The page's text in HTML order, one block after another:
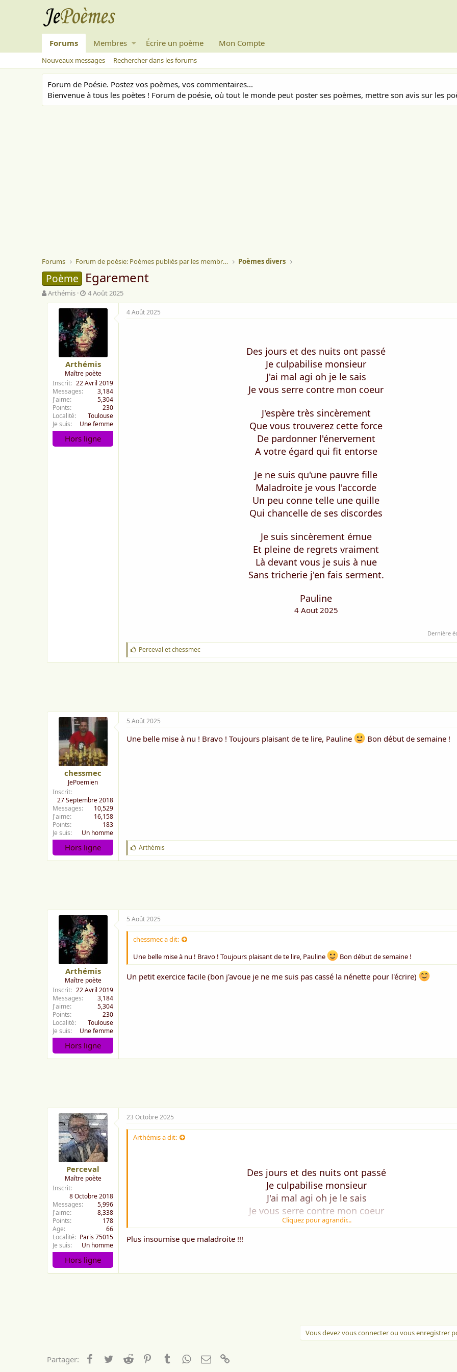
Forums Membres Écrire un poème Mon Compte
Nouveaux messages Rechercher dans les forums
Forum de Poésie. Postez vos poèmes, vos commentaires...
Bienvenue à tous les poètes ! Forum de poésie, où tout le monde peut poster ses poèmes, mettre son avis sur les
Forums Forum de poésie: Poèmes publiés par les membres Poèmes divers
Poème Egarement
A
u
Arthémis
D
a
t
e
d
e
d
é
b
u
t
4 Août 2025
Arthémis
Maître poète
Inscrit
22 Avril 2019
Messages
3,184
J'aime
5,304
Points
230
Localité
Toulouse
Je suis
Une femme
Hors ligne
4 Août 2025
Des jours et des nuits ont passé
Je culpabilise monsieur
J'ai mal agi oh je le sais
Je vous serre contre mon coeur
J'espère très sincèrement
Que vous trouverez cette force
De pardonner l'énervement
A votre égard qui fit entorse
Je ne suis qu'une pauvre fille
Maladroite je vous l'accorde
Un peu conne telle une quille
Qui chancelle de ses discordes
Je suis sincèrement émue
Et pleine de regrets vraiment
Là devant vous je suis à nue
Sans tricherie j'en fais serment.
Pauline
4 Aout 2025
Dernière
J
'
a
Perceval etchessmec
chessmec
JePoemien
Inscrit
27 Septembre 2018
Messages
10,529
J'aime
16,158
Points
183
Je suis
Un homme
Hors ligne
5 Août 2025
Une belle mise à nu ! Bravo ! Toujours plaisant de te lire, Pauline Bon début de semaine !
J
'
a
Arthémis
Arthémis
Maître poète
Inscrit
22 Avril 2019
Messages
3,184
J'aime
5,304
Points
230
Localité
Toulouse
Je suis
Une femme
Hors ligne
5 Août 2025
chessmec a dit:
Une belle mise à nu ! Bravo ! Toujours plaisant de te lire, Pauline
Bon début de semaine !
Un petit exercice facile (bon j'avoue je ne me suis pas cassé la nénette pour l'écrire)
Perceval
Maître poète
Inscrit
8 Octobre 2018
Messages
5,996
J'aime
8,338
Points
178
Age
66
Localité
Paris 75015
Je suis
Un homme
Hors ligne
23 Octobre 2025
Arthémis a dit:
Des jours et des nuits ont passé
Je culpabilise monsieur
J'ai mal agi oh je le sais
Je vous serre contre mon coeur
A votre égard qui fit entorse
Qui chancelle de ses discordes
Cliquez pour agrandir...
Plus insoumise que maladroite !!!
Vous devez vous connecter ou vous enregistrer
Partager: Facebook
TwitterReddit PinterestTumblrWhatsApp
Email